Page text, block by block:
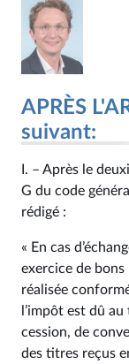
APRÈS
suivant:
I. – Après le
G du code
rédigé :
« En cas
exercice de bons
réalisée
l’impôt est dû
cession, de
des titres reçus